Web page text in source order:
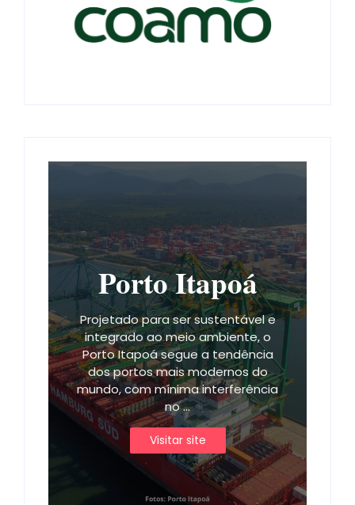
Porto Itapoá
Projetado para ser sustentável e
integrado ao meio ambiente, o
Porto Itapoá segue a tendência
dos portos mais modernos do
mundo, com mínima interferência
no ...
Visitar site